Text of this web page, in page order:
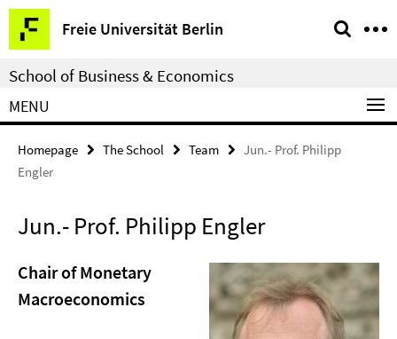
Springe
direkt
zu
Inhalt
Freie Universität Berlin
Service
Navigation
School of Business & Economics
MENU
Homepage The School Team
Jun.- Prof. Philipp
Engler
Jun.- Prof. Philipp Engler
Chair of Monetary
Macroeconomics